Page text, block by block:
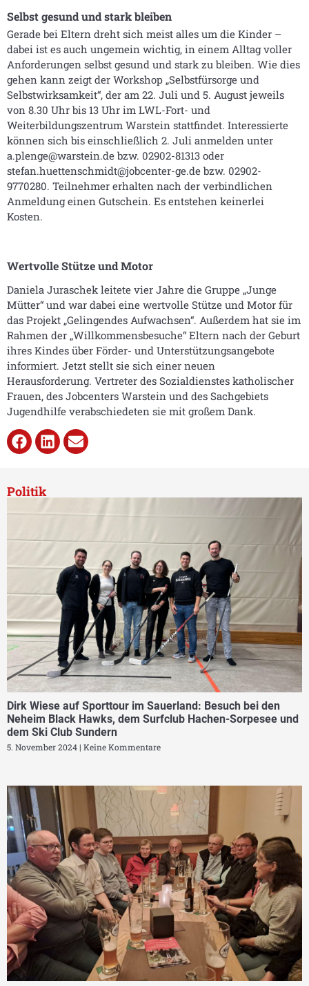
Selbst gesund und stark bleiben
Gerade bei Eltern dreht sich meist alles um die Kinder –
dabei ist es auch ungemein wichtig, in einem Alltag voller
Anforderungen selbst gesund und stark zu bleiben. Wie dies
gehen kann zeigt der Workshop „Selbstfürsorge und
Selbstwirksamkeit“, der am 22. Juli und 5. August jeweils
von 8.30 Uhr bis 13 Uhr im LWL-Fort- und
Weiterbildungszentrum Warstein stattfindet. Interessierte
können sich bis einschließlich 2. Juli anmelden unter
a.plenge@warstein.de bzw. 02902-81313 oder
stefan.huettenschmidt@jobcenter-ge.de bzw. 02902-
9770280. Teilnehmer erhalten nach der verbindlichen
Anmeldung einen Gutschein. Es entstehen keinerlei
Kosten.
Wertvolle Stütze und Motor
Daniela Juraschek leitete vier Jahre die Gruppe „Junge
Mütter“ und war dabei eine wertvolle Stütze und Motor für
das Projekt „Gelingendes Aufwachsen“. Außerdem hat sie im
Rahmen der „Willkommensbesuche“ Eltern nach der Geburt
ihres Kindes über Förder- und Unterstützungsangebote
informiert. Jetzt stellt sie sich einer neuen
Herausforderung. Vertreter des Sozialdienstes katholischer
Frauen, des Jobcenters Warstein und des Sachgebiets
Jugendhilfe verabschiedeten sie mit großem Dank.
Politik
Dirk Wiese auf Sporttour im Sauerland: Besuch bei den
Neheim Black Hawks, dem Surfclub Hachen-Sorpesee und
dem Ski Club Sundern
5. November 2024 Keine Kommentare